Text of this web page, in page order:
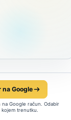
na Google
Google račun. Odabir
trenutku.